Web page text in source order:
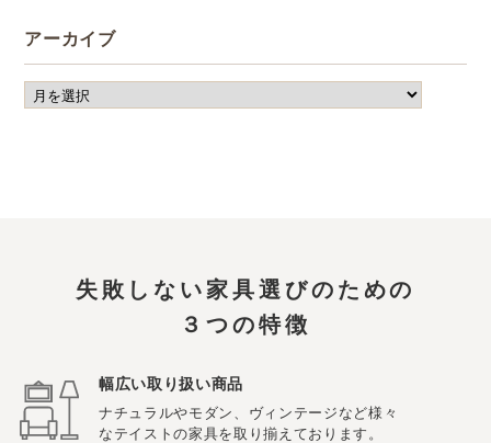
アーカイブ
失敗しない家具選びのための
３つの特徴
幅広い取り扱い商品
ナチュラルやモダン、ヴィンテージなど様々
なテイストの家具を取り揃えております。